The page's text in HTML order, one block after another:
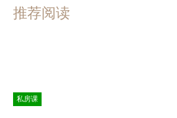
推荐阅读
私房课